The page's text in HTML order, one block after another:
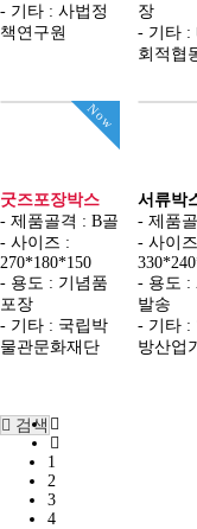
- 기타 : 사법정
책연구원
장
- 기타 :
회적협
Now
굿즈포장박스
- 제품골격 : B골
- 사이즈 :
270*180*150
- 용도 : 기념품
포장
- 기타 : 국립박
물관문화재단
서류박
- 제품
- 사이
- 용도 :
발송
- 기타 :
방산업
검색
1
2
3
4